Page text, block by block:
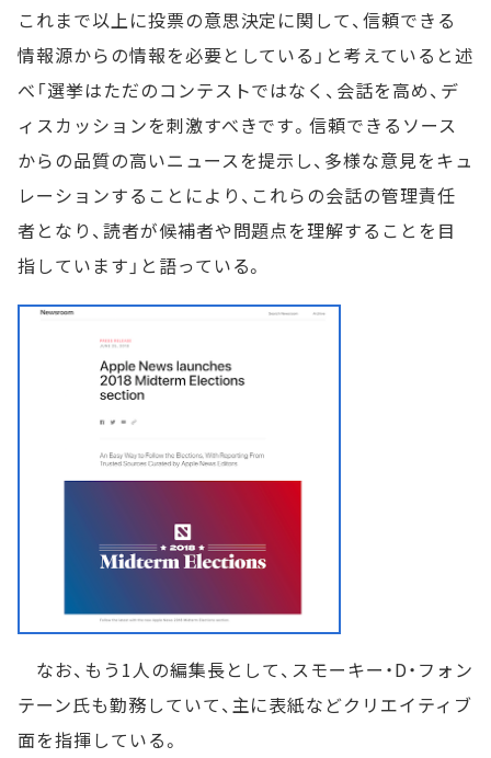
これまで以上に投票の意思決定に関して、信頼できる
情報源からの情報を必要としている」と考えていると述
べ「選挙はただのコンテストではなく、会話を高め、デ
ィスカッションを刺激すべきです。信頼できるソース
からの品質の高いニュースを提示し、多様な意見をキュ
レーションすることにより、これらの会話の管理責任
者となり、読者が候補者や問題点を理解することを目
指しています」と語っている。
なお、もう1人の編集長として、スモーキー・D・フォン
テーン氏も勤務していて、主に表紙などクリエイティブ
面を指揮している。